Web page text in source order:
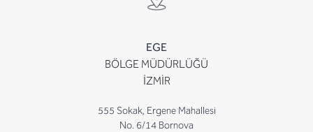
EGE
BÖLGE MÜDÜRLÜĞÜ
İZMİR
555 Sokak, Ergene Mahallesi
No. 6/14 Bornova